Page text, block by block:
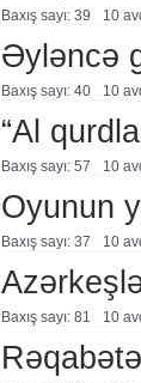
Baxış sayı: 39 10
Əyləncə
Baxış sayı: 40 10
“Al
Baxış sayı: 57 10
Oyunun
Baxış sayı: 37 10
Baxış sayı: 81 10